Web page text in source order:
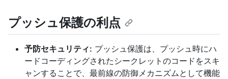
プッシュ保護の利点
予防セキュリティ: プッシュ保護は、プッシュ時にハ
ードコーディングされたシークレットのコードをスキ
ャンすることで、最前線の防御メカニズムとして機能